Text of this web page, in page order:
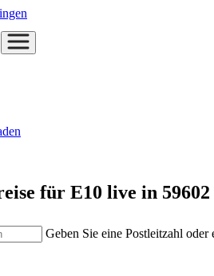
für E10 live in
Geben Sie eine Postleitzahl